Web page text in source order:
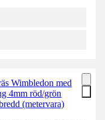
Wimbledon med
4mm röd/grön
(metervara)